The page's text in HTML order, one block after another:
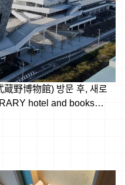
蔵野博物館) 방문 후, 새로
hotel and books